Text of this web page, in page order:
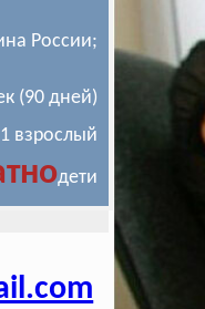
России;
(90 дней)
взрослый
дети